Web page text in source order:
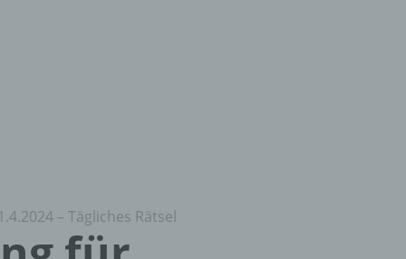
– Tägliches Rätsel